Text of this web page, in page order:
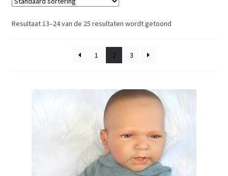
Resultaat 13–24 van de 25 resultaten wordt getoond
1 2 3